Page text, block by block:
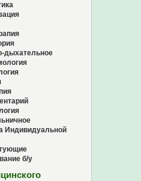
дыхательное
Индивидуальной
б/у